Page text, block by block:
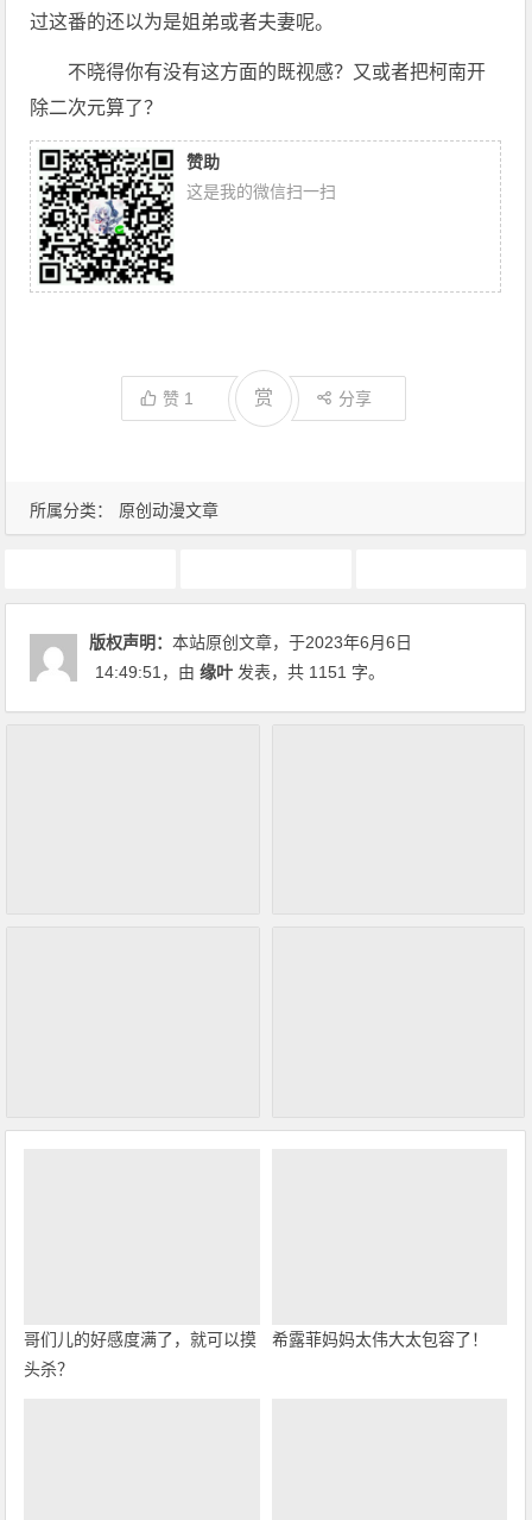
所属分类： 原创动漫文章
过这番的还以为是姐弟或者夫妻呢。
不晓得你有没有这方面的既视感？又或者把柯南开
除二次元算了？
赞助
这是我的微信扫一扫
赞 1 赏 分享
版权声明：本站原创文章，于2023年6月6日
14:49:51 ，由缘叶 发表，共 1151 字。
哥们儿的好感度满了，就可以摸
头杀？
希露菲妈妈太伟大太包容了！